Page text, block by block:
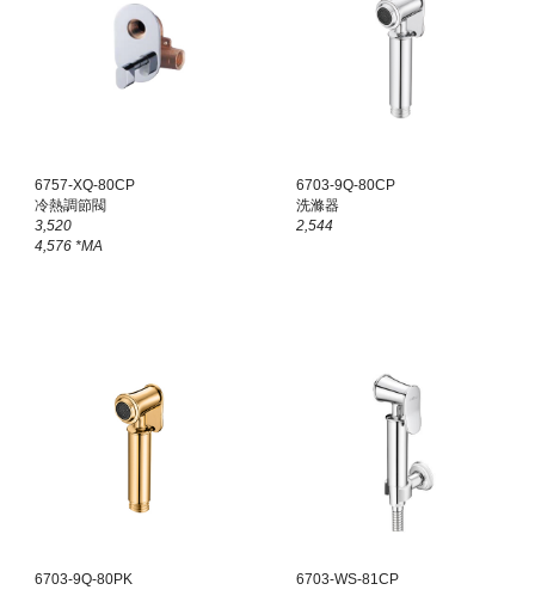
6757-XQ-80CP
冷熱調節閥
3,520
4,576 *MA
6703-9Q-80CP
洗滌器
2,544
6703-9Q-80PK
6703-WS-81CP